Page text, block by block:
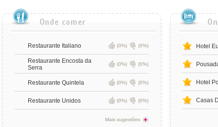
Restaurante Italiano (0%) (0%)
Restaurante Encosta da
Serra
(0%) (0%)
Restaurante Quintela (0%) (0%)
Restaurante Unidos (0%) (0%)
Mais sugestões
Hotel
Hotel
Casas